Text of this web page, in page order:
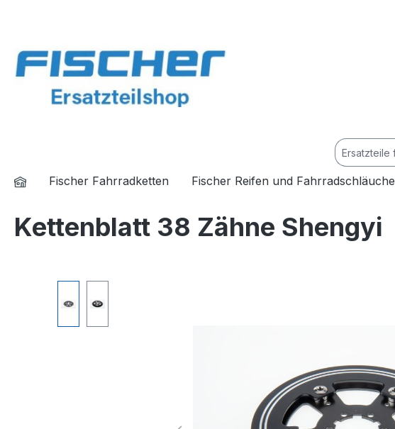
Fischer Fahrradketten Fischer Reifen und Fahrradschläuche
Kettenblatt 38 Zähne Shengyi